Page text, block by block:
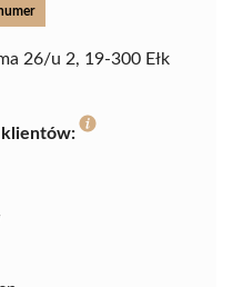
26/u 2, 19-300 Ełk
klientów: